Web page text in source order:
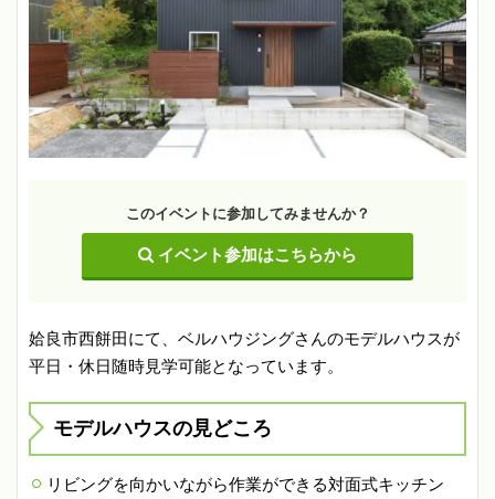
このイベントに参加してみませんか？
イベント参加はこちらから
姶良市西餅田にて、ベルハウジングさんのモデルハウスが
平日・休日随時見学可能となっています。
モデルハウスの見どころ
リビングを向かいながら作業ができる対面式キッチン